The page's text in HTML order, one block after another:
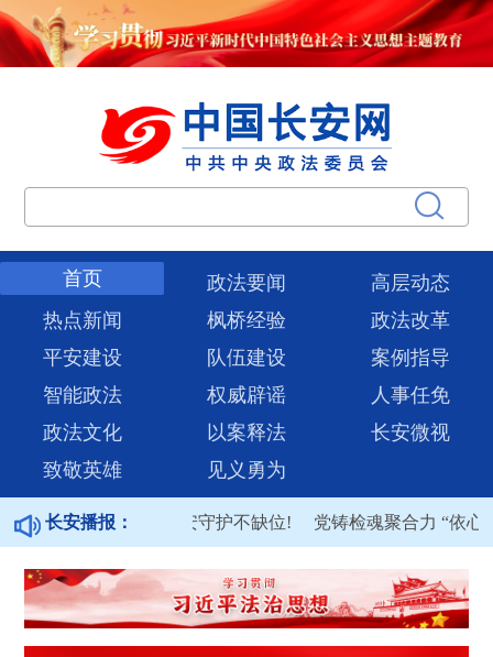
首页 政法要闻
高层动态
热点新闻
枫桥经验
政法改革
平安建设
队伍建设
案例指导
智能政法
权威辟谣
人事任免
政法文化
以案释法
长安微视
致敬英雄
见义勇为
长安播报：
下采摘正当时，平安守护不缺位! 党铸检魂聚合力 “依心依
贵州法院“八五”普法工作纪实 一到傍晚，这个派出所就“